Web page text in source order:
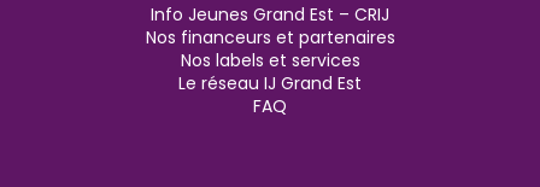
Info Jeunes Grand Est – CRIJ
Nos financeurs et partenaires
Nos labels et services
Le réseau IJ Grand Est
FAQ